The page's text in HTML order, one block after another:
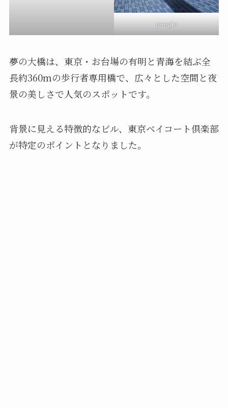
google
夢の大橋は、東京・お台場の有明と青海を結ぶ全
長約360mの歩行者専用橋で、広々とした空間と夜
景の美しさで人気のスポットです。
背景に見える特徴的なビル、東京ベイコート倶楽部
が特定のポイントとなりました。